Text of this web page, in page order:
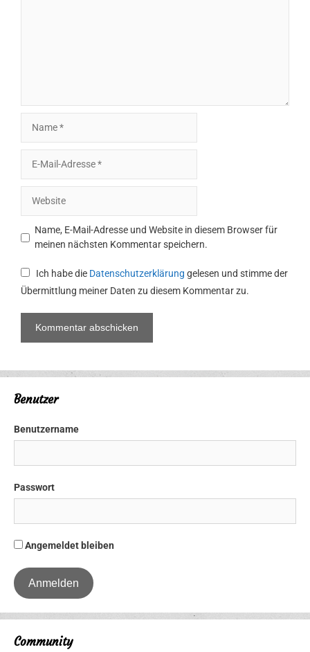
Mail-
Adresse
Name, E-Mail-Adresse und Website in diesem Browser für
meinen nächsten Kommentar speichern.
Ich habe die Datenschutzerklärung gelesen und stimme der
Übermittlung meiner Daten zu diesem Kommentar zu.
Benutzer
Benutzername
Passwort
Angemeldet bleiben
Community